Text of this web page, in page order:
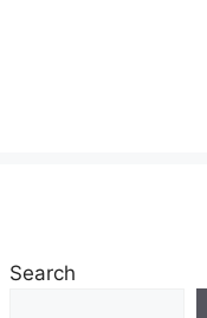
Search